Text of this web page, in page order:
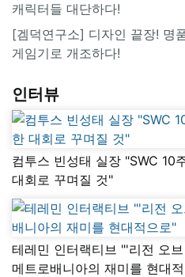
캐릭터들 대단하다!
[겜덕연구소] 디자인 끝장! 명
게임기로 개조하다!
인터뷰
컴투스 빈성태 실장 "SWC 10
대회로 꾸며질 것"
테레민 인터랙티브 "'리전 오
메트로배니아의 재미를 현대